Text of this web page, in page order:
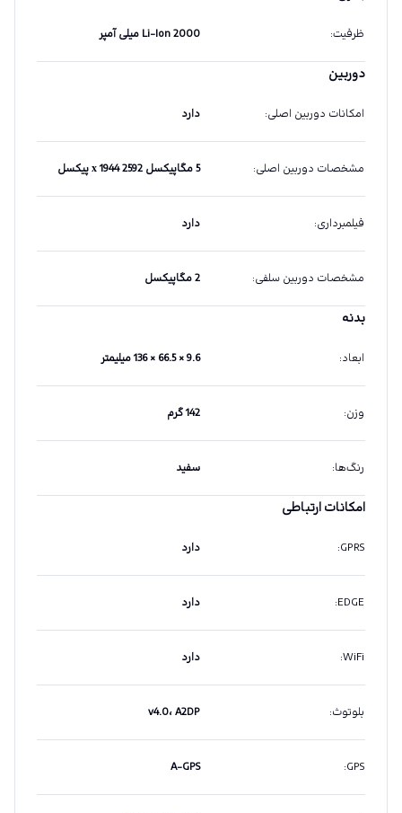
ظرفیت: Li-Ion 2000 میلی آمپر
دوربین
امکانات دوربین اصلی: دارد
مشخصات دوربین اصلی: 5 مگاپیکسل 2592 х 1944 پیکسل
فیلمبرداری: دارد
مشخصات دوربین سلفی: 2 مگاپیکسل
بدنه
ابعاد: 9.6 × 66.5 × 136 میلیمتر
وزن: 142 گرم
رنگ‌ها: سفید
امکانات ارتباطی
GPRS
: دارد
EDGE
: دارد
WiFi
: دارد
بلوتوث: v4.0، A2DP
GPS
:
A-GPS